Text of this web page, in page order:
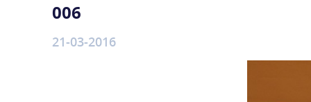
006
21-03-2016